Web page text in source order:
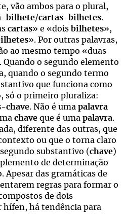
vão ambos para o plural,
bilhete/cartas-bilhetes.
cartas» e «dois bilhetes»,
». Por outras palavras,
ao mesmo tempo «duas
. Quando o segundo elemento
quando o segundo termo
que funciona como
só o primeiro pluraliza:
chave. Não é uma palavra
chave que é uma palavra.
diferente das outras, que
ou que o torna claro
substantivo (chave)
de determinação
das gramáticas de
regras para formar o
de dois
há tendência para